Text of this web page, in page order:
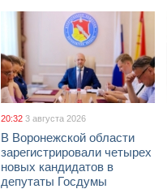
20:32 3 августа 2026
В Воронежской области
зарегистрировали четырех
новых кандидатов в
депутаты Госдумы